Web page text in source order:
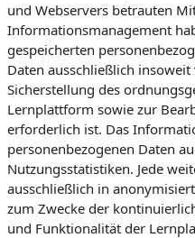
und Webservers betrauten
Informationsmanagement
gespeicherten
Daten ausschließlich
Sicherstellung des
Lernplattform sowie zur
erforderlich ist. Das
personenbezogenen Daten
Nutzungsstatistiken. Jede
ausschließlich in
zum Zwecke der
und Funktionalität der